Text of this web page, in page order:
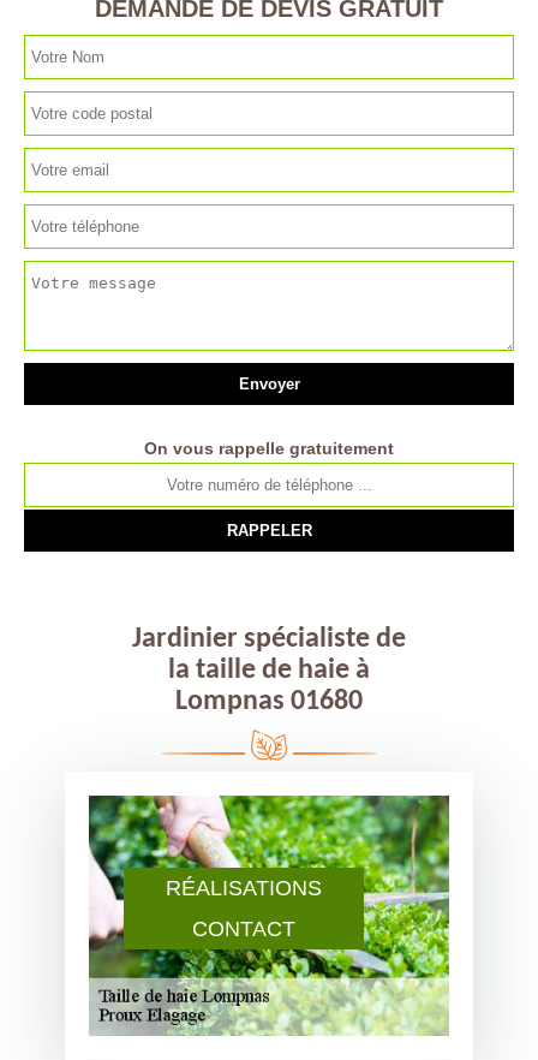
RÉALISATIONS
CONTACT
DEMANDE DE DEVIS GRATUIT
On vous rappelle gratuitement
Jardinier spécialiste de
la taille de haie à
Lompnas 01680